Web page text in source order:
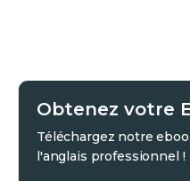
Obtenez votre
Téléchargez notre
l'anglais professionnel !